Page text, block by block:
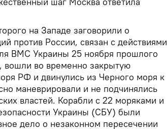
на Западе заговорили о
против России, связан с действиями
ВМС Украины 25 ноября прошлого
вошли во временно закрытую
РФ и двинулись из Черного моря к
маневрировали и не подчинялись
властей. Корабли с 22 моряками и
Украины (СБУ) были
дело о незаконном пересечении